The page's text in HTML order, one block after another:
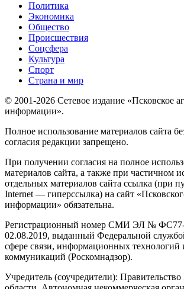
Политика
Экономика
Общество
Происшествия
Соцсфера
Культура
Спорт
Страна и мир
© 2001-2026 Сетевое издание «Псковское
информации».
Полное использование материалов сайта
согласия редакции запрещено.
При получении согласия на полное
материалов сайта, а также при частичном
отдельных материалов сайта ссылка (при
Internet — гиперссылка) на сайт
информации» обязательна.
Регистрационный номер СМИ ЭЛ № ФС77-
02.08.2019, выданный Федеральной
сфере связи, информационных технологий
коммуникаций (Роскомнадзор).
Учредитель (соучредители):